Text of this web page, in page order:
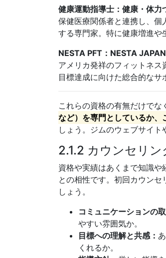
健康運動指導士：健康・体力
保健医療関係者と連携し、
する専門家。特に健康増進や
NESTA PFT：NESTA JAPAN
アメリカ発祥のフィットネ
目標達成に向けた総合的なサ
これらの資格の有無だけでな
など）を専門としているか
しょう。ジムのウェブサイト
2.1.2 カウンセリ
資格や実績はあくまで知識
との相性です。初回カウン
しょう。
コミュニケーションの
やすい雰囲気か。
目標への理解と共感：
くれるか。